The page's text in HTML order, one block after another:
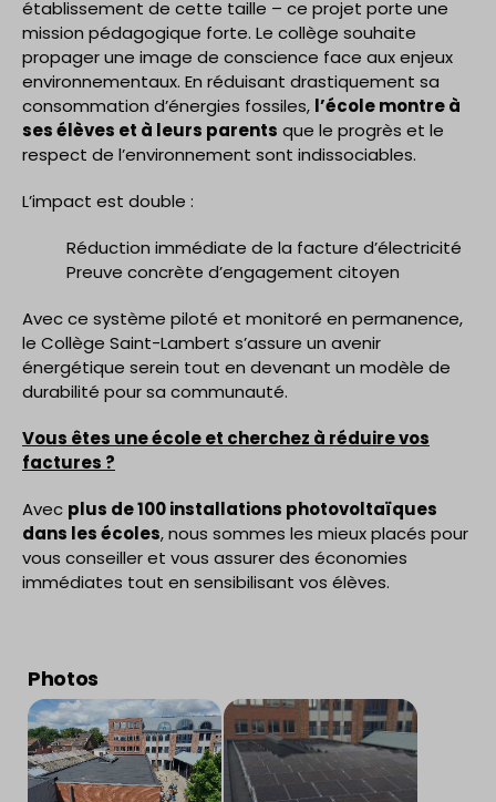
établissement de cette taille – ce projet porte une
mission pédagogique forte. Le collège souhaite
propager une image de conscience face aux enjeux
environnementaux. En réduisant drastiquement sa
consommation d’énergies fossiles, l’école montre à
ses élèves et à leurs parents que le progrès et le
respect de l’environnement sont indissociables.
L’impact est double :
Réduction immédiate de la facture d’électricité
Preuve concrète d’engagement citoyen
Avec ce système piloté et monitoré en permanence,
le Collège Saint-Lambert s’assure un avenir
énergétique serein tout en devenant un modèle de
durabilité pour sa communauté.
Vous êtes une école et cherchez à réduire vos
factures ?
Avec plus de 100 installations photovoltaïques
dans les écoles, nous sommes les mieux placés pour
vous conseiller et vous assurer des économies
immédiates tout en sensibilisant vos élèves.
Photos